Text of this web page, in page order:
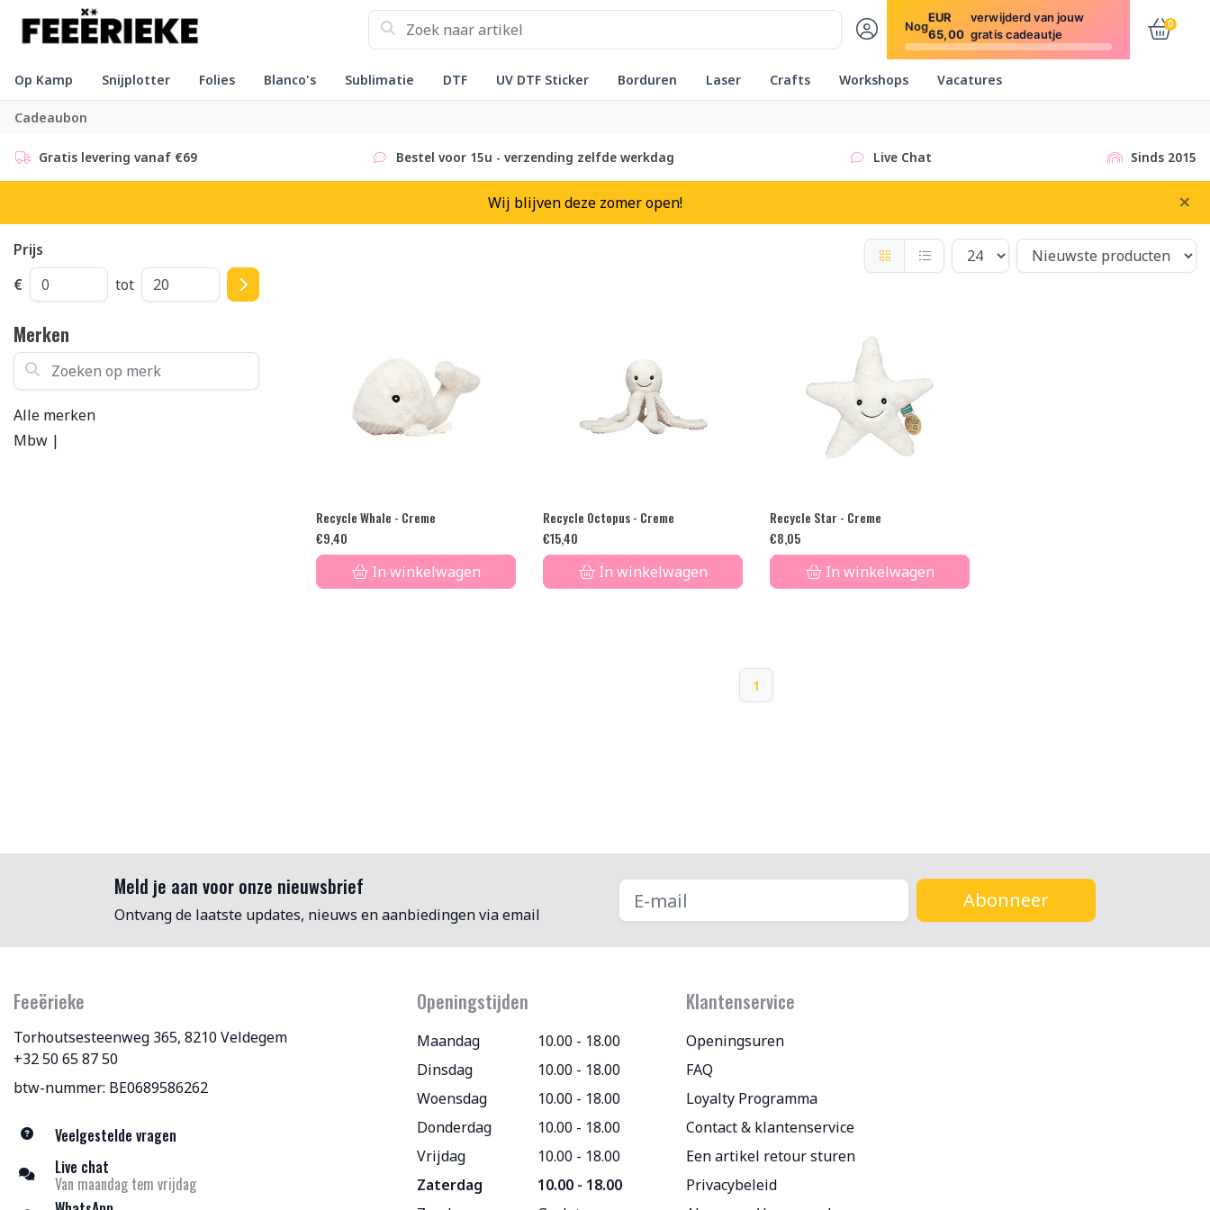
Nog
EUR
65,00
verwijderd van jouw
gratis cadeautje
0
Op Kamp Snijplotter Folies Blanco's Sublimatie DTF UV DTF Sticker Borduren Laser Crafts Workshops Vacatures
Cadeaubon
Gratis levering vanaf €69 Bestel voor 15u - verzending zelfde werkdag Live Chat Sinds 2015
Wij blijven deze zomer open! ×
Prijs
€
tot
Merken
Zoeken op merk
Alle merken
Mbw |
Recycle Whale - Creme
€9,40
In winkelwagen
Recycle Octopus - Creme
€15,40
In winkelwagen
Recycle Star - Creme
€8,05
In winkelwagen
1
Meld je aan voor onze nieuwsbrief
Ontvang de laatste updates, nieuws en aanbiedingen via email
Abonneer
Feeërieke
Torhoutsesteenweg 365, 8210 Veldegem
+32 50 65 87 50
btw-nummer: BE0689586262
Veelgestelde vragen
Live chat
Van maandag tem vrijdag
Openingstijden
Maandag
10.00 - 18.00
Dinsdag
10.00 - 18.00
Woensdag
10.00 - 18.00
Donderdag
10.00 - 18.00
Vrijdag
10.00 - 18.00
Zaterdag
10.00 - 18.00
Klantenservice
Openingsuren
FAQ
Loyalty Programma
Contact & klantenservice
Een artikel retour sturen
Privacybeleid